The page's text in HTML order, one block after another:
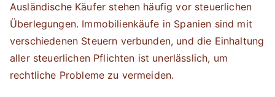
Ausländische Käufer stehen häufig vor steuerlichen
Überlegungen. Immobilienkäufe in Spanien sind mit
verschiedenen Steuern verbunden, und die Einhaltung
aller steuerlichen Pflichten ist unerlässlich, um
rechtliche Probleme zu vermeiden.